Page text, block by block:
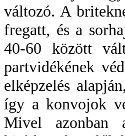
változó. A
fregatt, és a
40-60 között
partvidékének
elképzelés
így a konvojok
Mivel azonban